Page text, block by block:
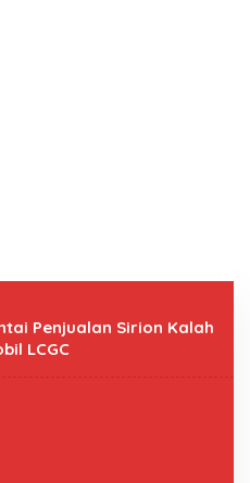
Penjualan Sirion Kalah
LCGC